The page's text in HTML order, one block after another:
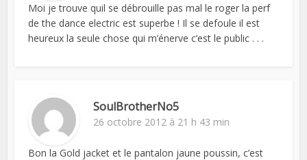
Moi je trouve quil se débrouille pas mal le roger la perf
de the dance electric est superbe ! Il se defoule il est
heureux la seule chose qui m’énerve c’est le public . . .
SoulBrotherNo5
26 octobre 2012 à 21 h 43 min
Bon la Gold jacket et le pantalon jaune poussin, c’est